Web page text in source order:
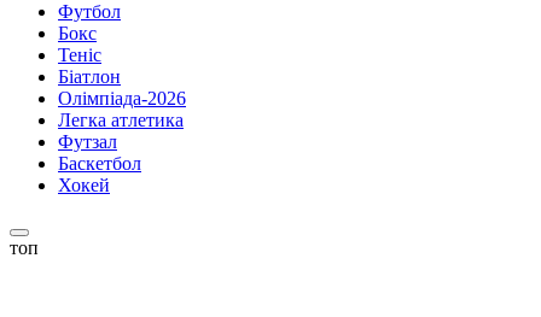
Футбол
Бокс
Теніс
Біатлон
Олімпіада-2026
Легка атлетика
Футзал
Баскетбол
Хокей
топ